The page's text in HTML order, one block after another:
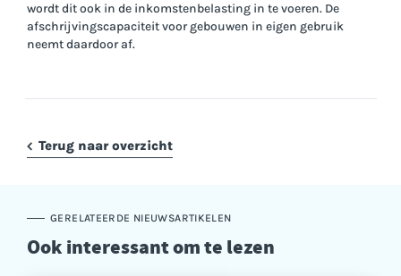
wordt dit ook in de inkomstenbelasting in te voeren. De
afschrijvingscapaciteit voor gebouwen in eigen gebruik
neemt daardoor af.
Terug naar overzicht
GERELATEERDE NIEUWSARTIKELEN
Ook interessant om te lezen